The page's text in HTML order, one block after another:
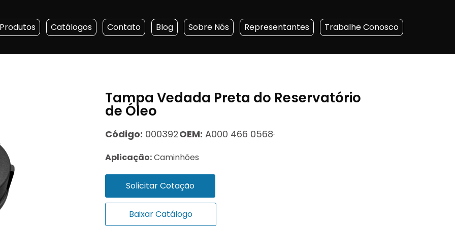
Produtos Catálogos Contato Blog Sobre Nós Representantes Trabalhe Conosco
Tampa Vedada Preta do Reservatório
de Óleo
Código: 000392OEM: A000 466 0568
Aplicação:Caminhões
Solicitar Cotação
Baixar Catálogo